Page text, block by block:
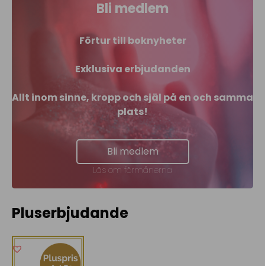
Bli medlem
Förtur till boknyheter
Exklusiva erbjudanden
Allt inom sinne, kropp och själ på en och samma
plats!
Bli medlem
Läs om förmånerna
Pluserbjudande